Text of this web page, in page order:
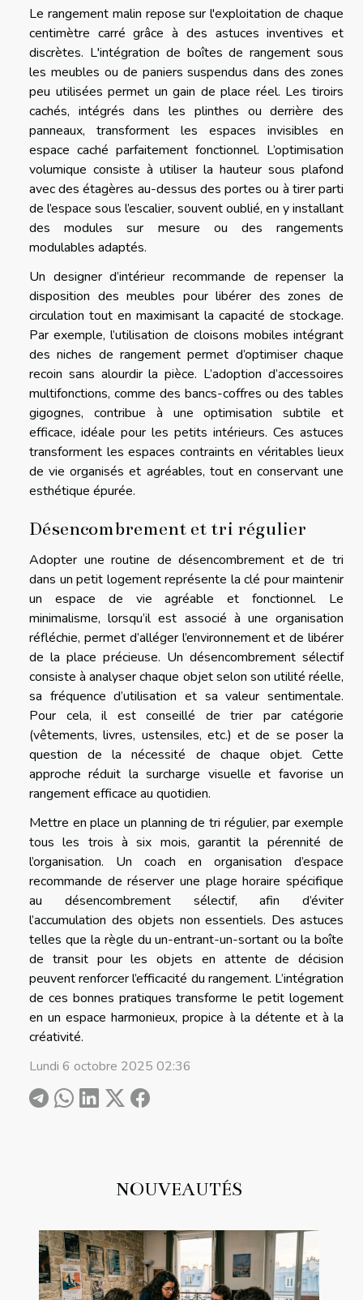
NOUVEAUTÉS
Le rangement malin repose sur l'exploitation de chaque
centimètre carré grâce à des astuces inventives et
discrètes. L'intégration de boîtes de rangement sous
les meubles ou de paniers suspendus dans des zones
peu utilisées permet un gain de place réel. Les tiroirs
cachés, intégrés dans les plinthes ou derrière des
panneaux, transforment les espaces invisibles en
espace caché parfaitement fonctionnel. L’optimisation
volumique consiste à utiliser la hauteur sous plafond
avec des étagères au-dessus des portes ou à tirer parti
de l’espace sous l’escalier, souvent oublié, en y installant
des modules sur mesure ou des rangements
modulables adaptés.
Un designer d’intérieur recommande de repenser la
disposition des meubles pour libérer des zones de
circulation tout en maximisant la capacité de stockage.
Par exemple, l’utilisation de cloisons mobiles intégrant
des niches de rangement permet d’optimiser chaque
recoin sans alourdir la pièce. L’adoption d’accessoires
multifonctions, comme des bancs-coffres ou des tables
gigognes, contribue à une optimisation subtile et
efficace, idéale pour les petits intérieurs. Ces astuces
transforment les espaces contraints en véritables lieux
de vie organisés et agréables, tout en conservant une
esthétique épurée.
Désencombrement et tri régulier
Adopter une routine de désencombrement et de tri
dans un petit logement représente la clé pour maintenir
un espace de vie agréable et fonctionnel. Le
minimalisme, lorsqu’il est associé à une organisation
réfléchie, permet d’alléger l’environnement et de libérer
de la place précieuse. Un désencombrement sélectif
consiste à analyser chaque objet selon son utilité réelle,
sa fréquence d’utilisation et sa valeur sentimentale.
Pour cela, il est conseillé de trier par catégorie
(vêtements, livres, ustensiles, etc.) et de se poser la
question de la nécessité de chaque objet. Cette
approche réduit la surcharge visuelle et favorise un
rangement efficace au quotidien.
Mettre en place un planning de tri régulier, par exemple
tous les trois à six mois, garantit la pérennité de
l’organisation. Un coach en organisation d’espace
recommande de réserver une plage horaire spécifique
au désencombrement sélectif, afin d’éviter
l’accumulation des objets non essentiels. Des astuces
telles que la règle du un-entrant-un-sortant ou la boîte
de transit pour les objets en attente de décision
peuvent renforcer l’efficacité du rangement. L’intégration
de ces bonnes pratiques transforme le petit logement
en un espace harmonieux, propice à la détente et à la
créativité.
Lundi 6 octobre 2025 02:36